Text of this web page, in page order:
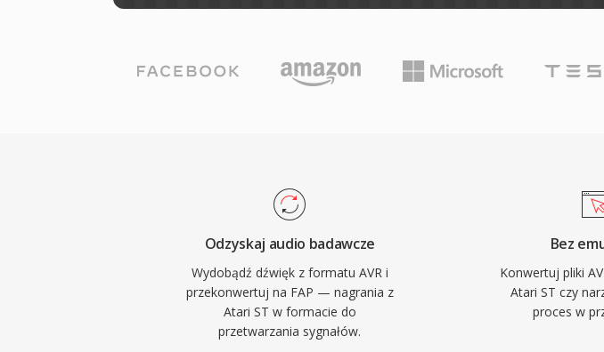
Odzyskaj audio badawcze
Wydobądź dźwięk z formatu AVR i
przekonwertuj na FAP — nagrania z
Atari ST w formacie do
przetwarzania sygnałów.
Bez
Konwertuj pliki
Atari ST czy
proces w